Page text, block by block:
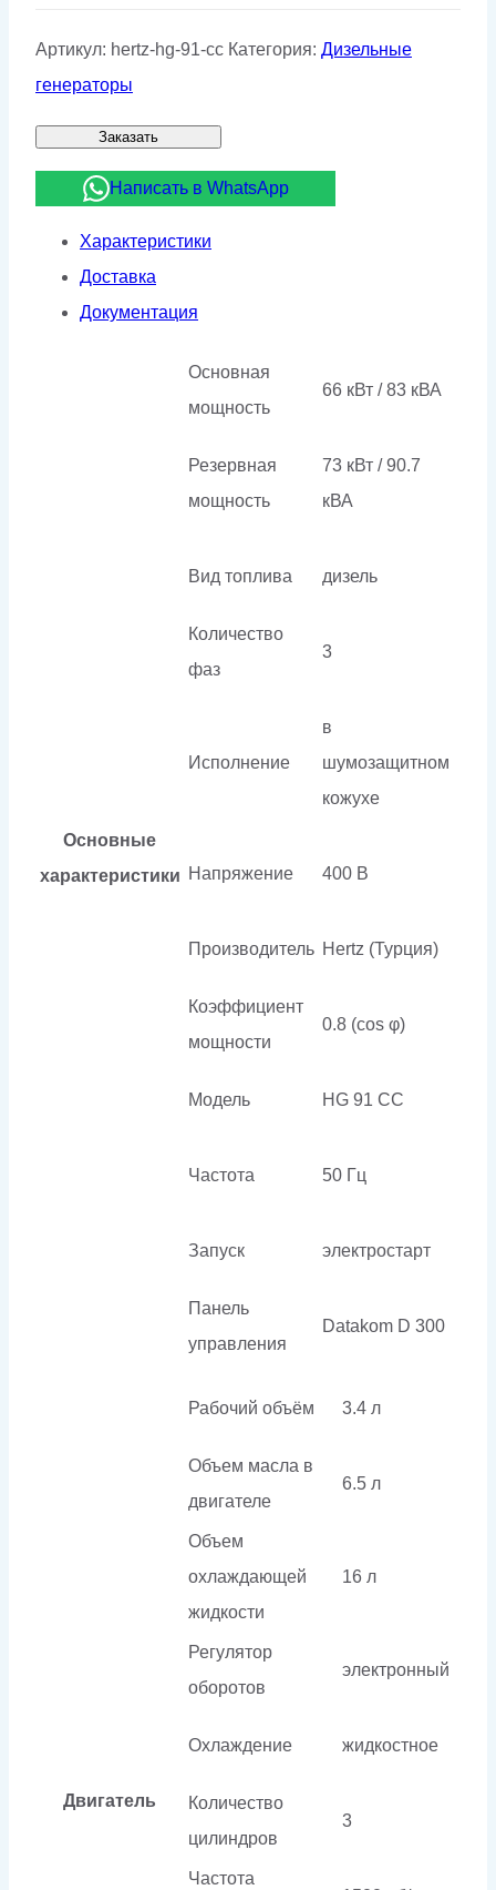
Артикул: hertz-hg-91-cc Категория: Дизельные
генераторы
Заказать
Написать в WhatsApp
Характеристики
Доставка
Документация
Основные
характеристики
Основная
мощность
66 кВт / 83 кВА
Резервная
мощность
73 кВт / 90.7
кВА
Вид топлива дизель
Количество
фаз
3
Исполнение
в
шумозащитном
кожухе
Напряжение 400 В
Производитель Hertz (Турция)
Коэффициент
мощности
0.8 (cos φ)
Модель HG 91 CC
Частота 50 Гц
Запуск электростарт
Панель
управления
Datakom D 300
Двигатель
Рабочий объём 3.4 л
Объем масла в
двигателе
6.5 л
Объем
охлаждающей
жидкости
16 л
Регулятор
оборотов
электронный
Охлаждение жидкостное
Количество
цилиндров
3
Частота